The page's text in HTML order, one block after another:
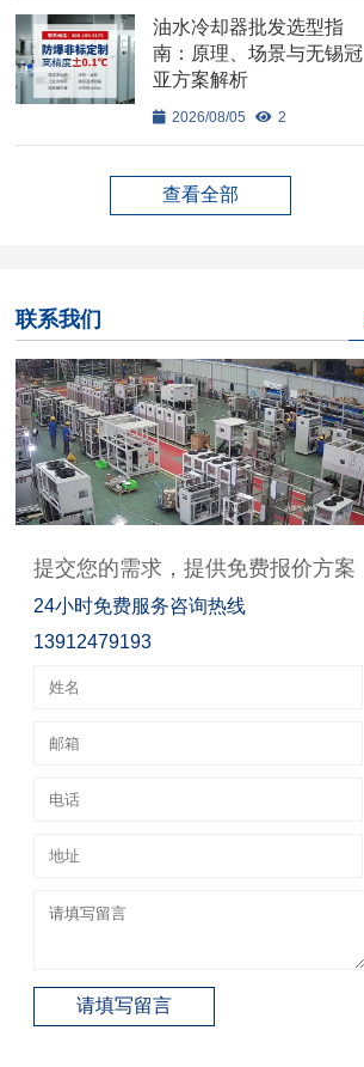
油水冷却器批发选型指
南：原理、场景与无锡冠
亚方案解析
2026/08/05 2
查看全部
联系我们
提交您的需求，提供免费报价方案
24小时免费服务咨询热线
13912479193